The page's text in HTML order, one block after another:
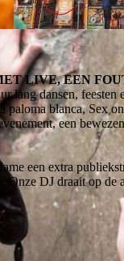
LIVE, EEN
dansen, feesten
paloma blanca, Sex
een
een extra
Onze DJ draait op